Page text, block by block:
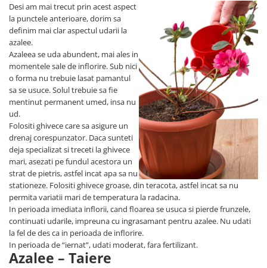
Desi am mai trecut prin acest aspect
la punctele anterioare, dorim sa
definim mai clar aspectul udarii la
azalee.
Azaleea se uda abundent, mai ales in
momentele sale de inflorire. Sub nici
o forma nu trebuie lasat pamantul
sa se usuce. Solul trebuie sa fie
mentinut permanent umed, insa nu
ud.
Folositi ghivece care sa asigure un
drenaj corespunzator. Daca sunteti
deja specializat si treceti la ghivece
mari, asezati pe fundul acestora un
strat de pietris, astfel incat apa sa nu
stationeze. Folositi ghivece groase, din teracota, astfel incat sa nu
permita variatii mari de temperatura la radacina.
In perioada imediata inflorii, cand floarea se usuca si pierde frunzele,
continuati udarile, impreuna cu ingrasamant pentru azalee. Nu udati
la fel de des ca in perioada de inflorire.
In perioada de “iernat”, udati moderat, fara fertilizant.
Azalee – Taiere